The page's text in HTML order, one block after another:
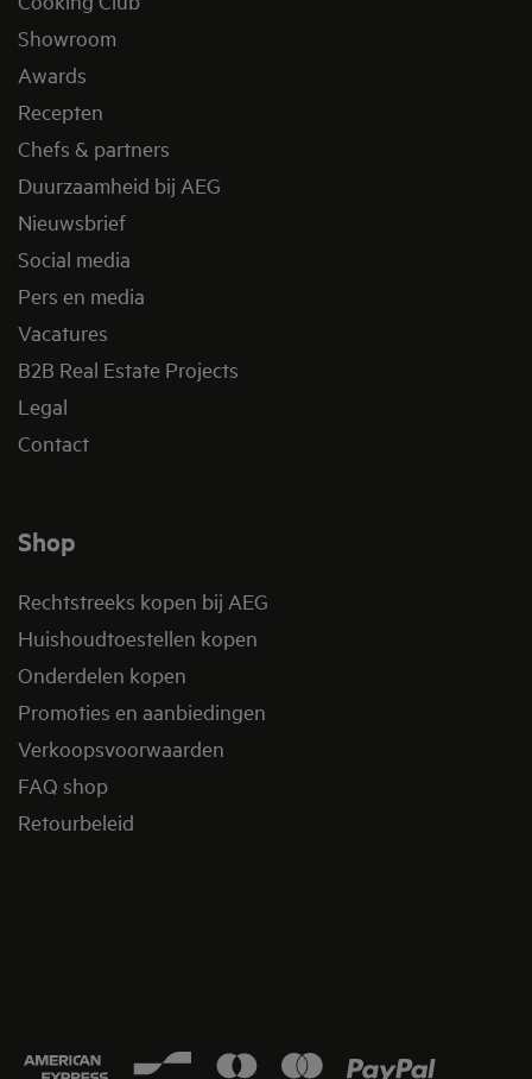
Showroom
Awards
Recepten
Chefs & partners
Duurzaamheid bij AEG
Nieuwsbrief
Social media
Pers en media
Vacatures
B2B Real Estate Projects
Legal
Contact
Shop
Rechtstreeks kopen bij AEG
Huishoudtoestellen kopen
Onderdelen kopen
Promoties en aanbiedingen
Verkoopsvoorwaarden
FAQ shop
Retourbeleid​